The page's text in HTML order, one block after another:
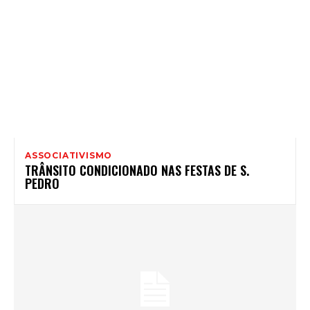
ASSOCIATIVISMO
TRÂNSITO CONDICIONADO NAS FESTAS DE S.
PEDRO